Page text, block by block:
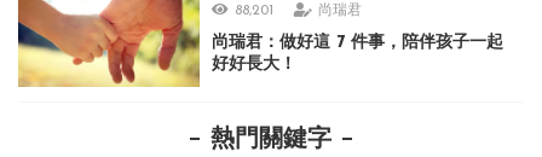
88,201 尚瑞君
尚瑞君：做好這 7 件事，陪伴孩子一起
好好長大！
熱門關鍵字